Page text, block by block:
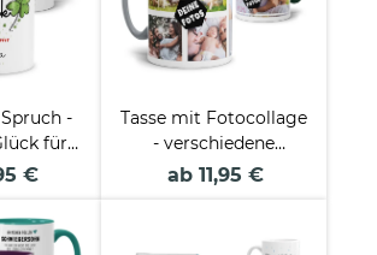
-
für -
€
Tasse mit Fotocollage
- verschiedene
Designs
ab 11,95 €